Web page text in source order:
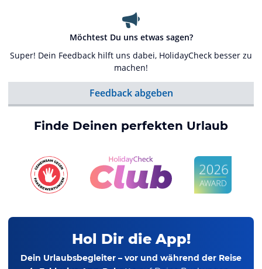
Möchtest Du uns etwas sagen?
Super! Dein Feedback hilft uns dabei, HolidayCheck besser zu
machen!
Feedback abgeben
Finde Deinen perfekten Urlaub
Hol Dir die App!
Dein Urlaubsbegleiter – vor und während der Reise